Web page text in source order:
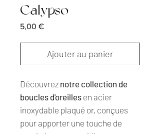
Calypso
5,00 €Prix
Ajouter au panier
Découvrez notre collection de
boucles d'oreilles en acier
inoxydable plaqué or, conçues
pour apporter une touche de